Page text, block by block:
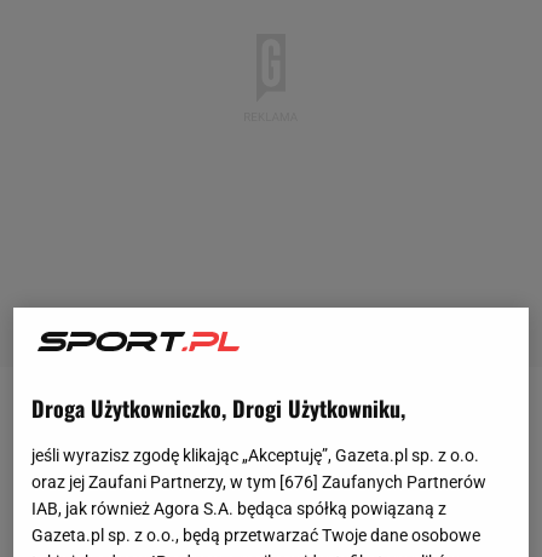
Adam Dźwigała, były zawodnik m.in.Jagiellonii
BiałystokiGórnika Zabrze, został bohaterem
artykułu dziennika "Bild". Niemieccy dziennikarze
zwrócili uwagę na bardzo ważną rolę, jaką 26-letni
Droga Użytkowniczko, Drogi Użytkowniku,
jeśli wyrazisz zgodę klikając „Akceptuję”, Gazeta.pl sp. z o.o.
oraz jej Zaufani Partnerzy, w tym [676] Zaufanych Partnerów
IAB, jak również Agora S.A. będąca spółką powiązaną z
Gazeta.pl sp. z o.o., będą przetwarzać Twoje dane osobowe